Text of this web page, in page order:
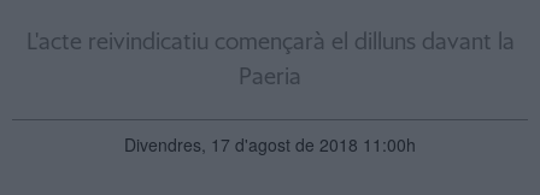
L'acte reivindicatiu començarà el dilluns davant la
Paeria
Divendres, 17 d'agost de 2018 11:00h